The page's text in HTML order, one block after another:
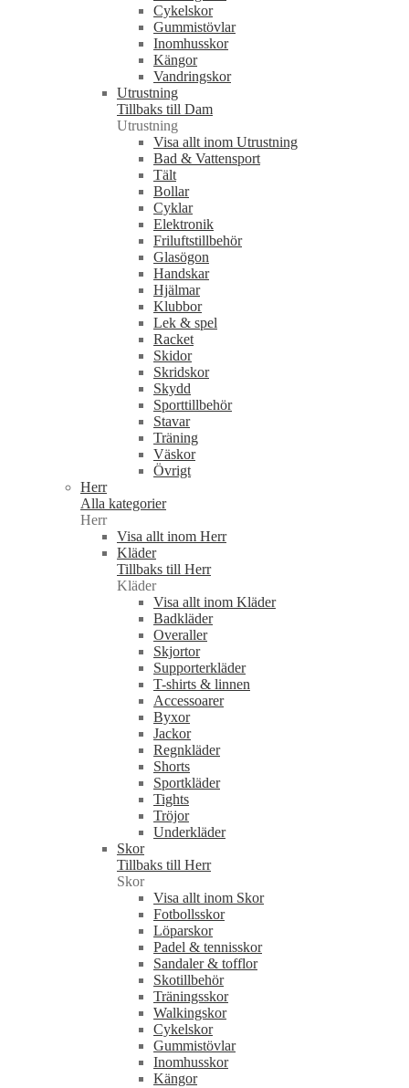
Cykelskor
Gummistövlar
Inomhusskor
Kängor
Vandringskor
Utrustning
Tillbaks till Dam
Utrustning
Visa allt inom Utrustning
Bad & Vattensport
Tält
Bollar
Cyklar
Elektronik
Friluftstillbehör
Glasögon
Handskar
Hjälmar
Klubbor
Lek & spel
Racket
Skidor
Skridskor
Skydd
Sporttillbehör
Stavar
Träning
Väskor
Övrigt
Herr
Alla kategorier
Herr
Visa allt inom Herr
Kläder
Tillbaks till Herr
Kläder
Visa allt inom Kläder
Badkläder
Overaller
Skjortor
Supporterkläder
T-shirts & linnen
Accessoarer
Byxor
Jackor
Regnkläder
Shorts
Sportkläder
Tights
Tröjor
Underkläder
Skor
Tillbaks till Herr
Skor
Visa allt inom Skor
Fotbollsskor
Löparskor
Padel & tennisskor
Sandaler & tofflor
Skotillbehör
Träningsskor
Walkingskor
Cykelskor
Gummistövlar
Inomhusskor
Kängor